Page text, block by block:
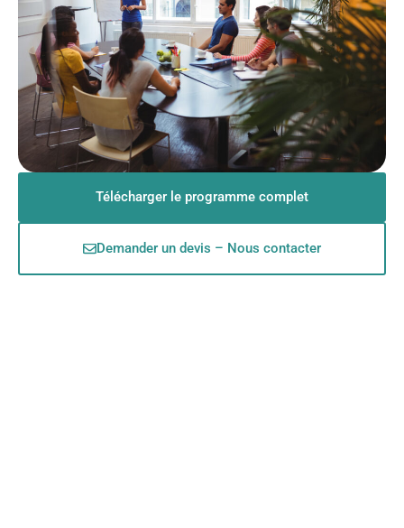
Télécharger le programme complet
Demander un devis – Nous contacter